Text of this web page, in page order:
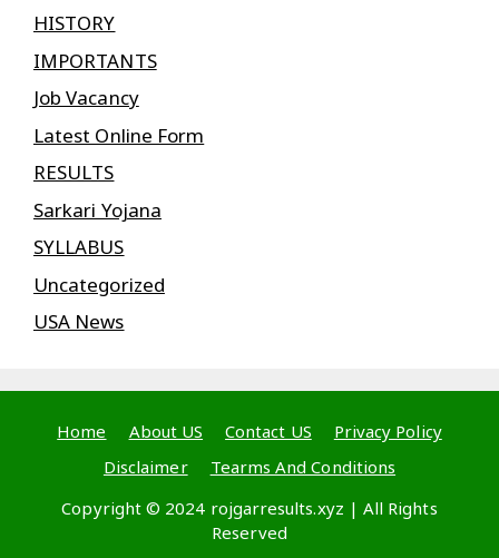
HISTORY
IMPORTANTS
Job Vacancy
Latest Online Form
RESULTS
Sarkari Yojana
SYLLABUS
Uncategorized
USA News
Home About US Contact US
Privacy Policy
Disclaimer
Tearms And Conditions
Copyright © 2024 rojgarresults.xyz | All Rights
Reserved